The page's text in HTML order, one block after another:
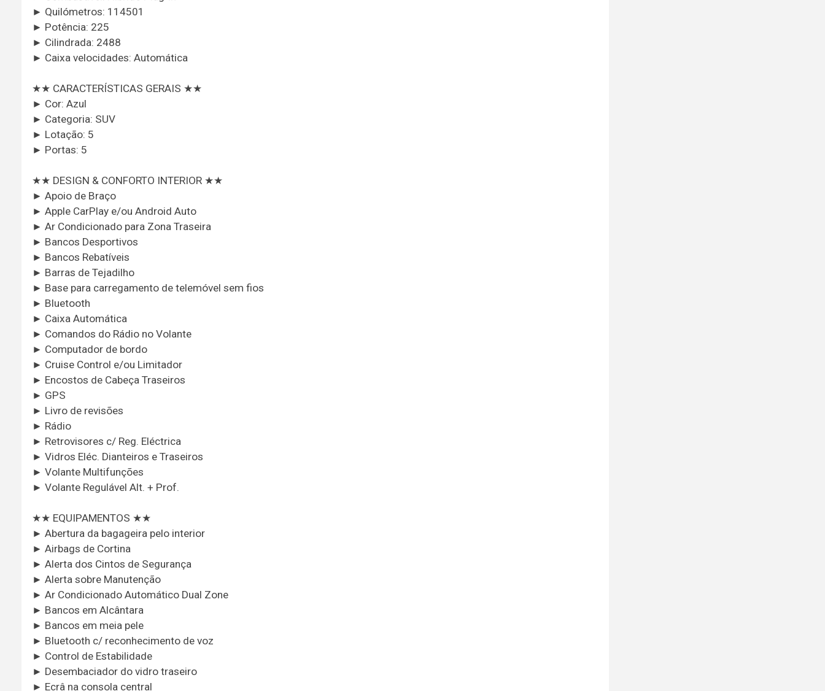
► Quilómetros: 114501
► Potência: 225
► Cilindrada: 2488
► Caixa velocidades: Automática
★★ CARACTERÍSTICAS GERAIS ★★
► Cor: Azul
► Categoria: SUV
► Lotação: 5
► Portas: 5
★★ DESIGN & CONFORTO INTERIOR ★★
► Apoio de Braço
► Apple CarPlay e/ou Android Auto
► Ar Condicionado para Zona Traseira
► Bancos Desportivos
► Bancos Rebatíveis
► Barras de Tejadilho
► Base para carregamento de telemóvel sem fios
► Bluetooth
► Caixa Automática
► Comandos do Rádio no Volante
► Computador de bordo
► Cruise Control e/ou Limitador
► Encostos de Cabeça Traseiros
► GPS
► Livro de revisões
► Rádio
► Retrovisores c/ Reg. Eléctrica
► Vidros Eléc. Dianteiros e Traseiros
► Volante Multifunções
► Volante Regulável Alt. + Prof.
★★ EQUIPAMENTOS ★★
► Abertura da bagageira pelo interior
► Airbags de Cortina
► Alerta dos Cintos de Segurança
► Alerta sobre Manutenção
► Ar Condicionado Automático Dual Zone
► Bancos em Alcântara
► Bancos em meia pele
► Bluetooth c/ reconhecimento de voz
► Control de Estabilidade
► Desembaciador do vidro traseiro
► Ecrâ na consola central